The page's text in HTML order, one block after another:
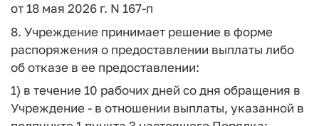
от 18 мая 2026 г. N 167-п
8. Учреждение принимает решение в форме
распоряжения о предоставлении выплаты либо
об отказе в ее предоставлении:
1) в течение 10 рабочих дней со дня обращения в
Учреждение - в отношении выплаты, указанной в